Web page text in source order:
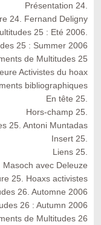
Présentation 24.
24. Fernand Deligny
25 : Eté 2006.
25 : Summer 2006
de Multitudes 25
Activistes du hoax
bibliographiques
En tête 25.
Hors-champ 25.
25. Antoni Muntadas
Insert 25.
Liens 25.
Masoch avec Deleuze
25. Hoaxs activistes
26. Automne 2006
26 : Autumn 2006
de Multitudes 26